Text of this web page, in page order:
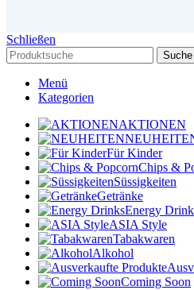
Schließen
Suche
Menü
Kategorien
AKTIONEN
Für Kinder
Chips &
Süssigkeiten
Getränke
Energy
ASIA Style
Tabakwaren
Alkohol
Coming Soon